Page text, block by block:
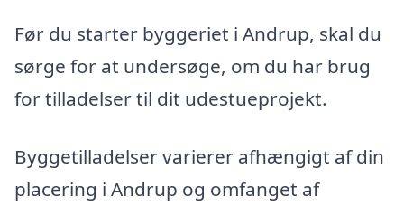
Før du starter byggeriet i Andrup, skal du
sørge for at undersøge, om du har brug
for tilladelser til dit udestueprojekt.
Byggetilladelser varierer afhængigt af din
placering i Andrup og omfanget af